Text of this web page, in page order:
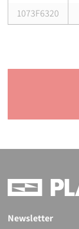
1073F6320
Newsletter